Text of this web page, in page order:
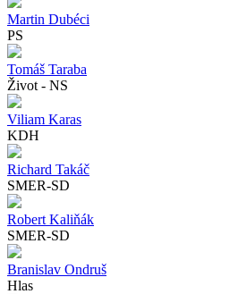
Martin Dubéci
PS
Tomáš Taraba
Život - NS
Viliam Karas
KDH
Richard Takáč
SMER-SD
Robert Kaliňák
SMER-SD
Branislav Ondruš
Hlas